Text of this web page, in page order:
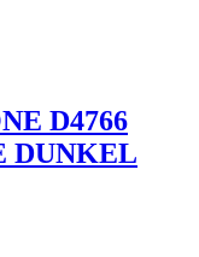
D4766
DUNKEL